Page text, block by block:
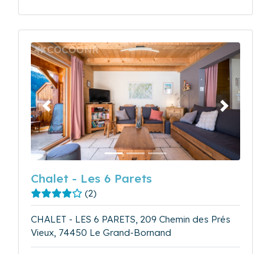
Précédent Suivant
Chalet - Les 6 Parets
(2)
CHALET - LES 6 PARETS, 209 Chemin des Prés
Vieux, 74450 Le Grand-Bornand